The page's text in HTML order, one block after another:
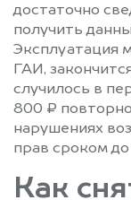
достаточно
получить
Эксплуатация
ГАИ,
случилось в
800 ₽
нарушениях
прав сроком
Как